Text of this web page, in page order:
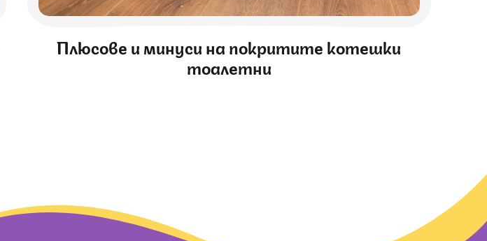
Плюсове и минуси на покритите котешки
тоалетни